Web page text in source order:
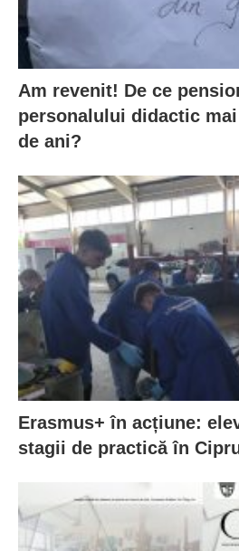
Am revenit! De ce
personalului didactic
de ani?
Erasmus+ în acțiune:
stagii de practică în